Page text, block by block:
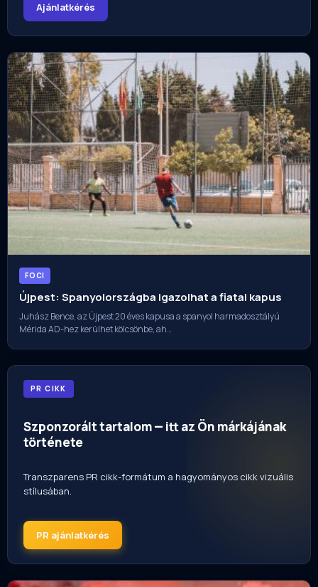
Ajánlatkérés
FOCI
Újpest: Spanyolországba igazolhat a fiatal kapus
Juhász Bence, az Újpest 20 éves kapusa a spanyol harmadosztályú
Mérida AD-hez kerülhet kölcsönbe, ah…
PR CIKK
Szponzorált tartalom — itt az Ön márkájának
története
Transzparens PR cikk-formátum a hagyományos cikk vizuális
stílusában.
PR ajánlatkérés